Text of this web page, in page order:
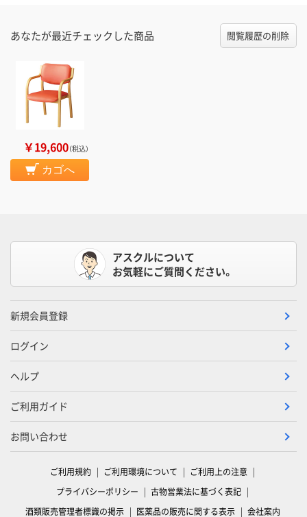
あなたが最近チェックした商品 閲覧履歴の削除
￥19,600（税込）
カゴへ
アスクルについて
お気軽にご質問ください。
新規会員登録
ログイン
ヘルプ
ご利用ガイド
お問い合わせ
ご利用規約 ご利用環境について
ご利用上の注意
プライバシーポリシー
古物営業法に基づく表記
酒類販売管理者標識の掲示
医薬品の販売に関する表示 会社案内